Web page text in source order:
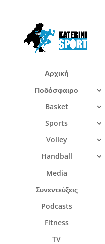
Αρχική
Ποδόσφαιρο
Basket
Sports
Volley
Handball
Media
Συνεντεύξεις
Podcasts
Fitness
TV